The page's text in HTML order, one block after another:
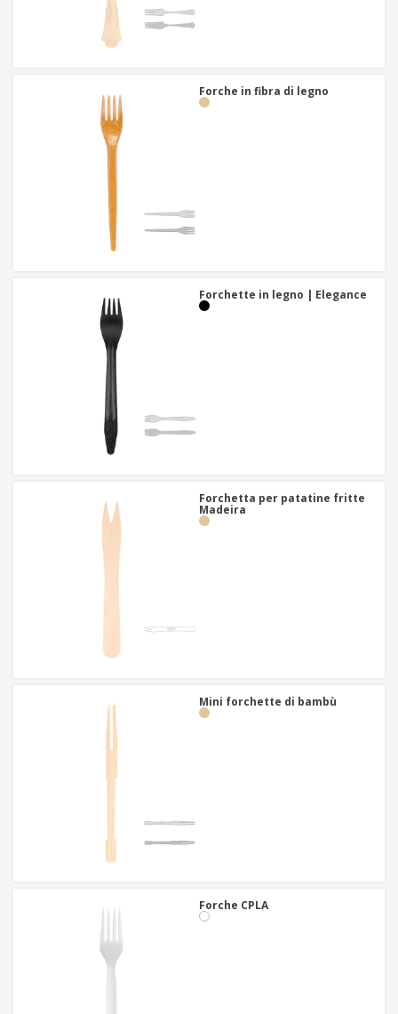
Forche in fibra di legno
Forchette in legno | Elegance
Forchetta per patatine fritte
Madeira
Mini forchette di bambù
Forche CPLA